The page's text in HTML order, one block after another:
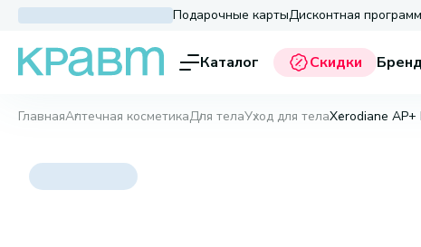
Подарочные картыДисконтная
Каталог Скидки
ГлавнаяАптечная косметикаДля телаУход для телаXerodiane АР+